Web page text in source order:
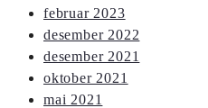
februar 2023
desember 2022
desember 2021
oktober 2021
mai 2021